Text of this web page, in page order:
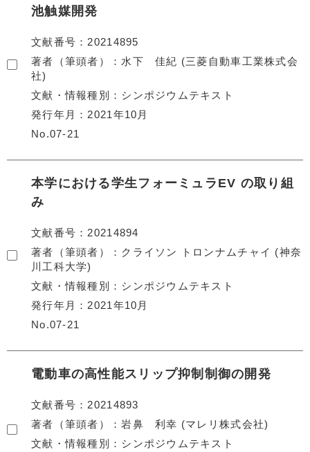
池触媒開発
文献番号
20214895
著者（筆頭者）
水下 佳紀 (三菱自動車工業株式会
社)
文献・情報種別
シンポジウムテキスト
発行年月
2021年10月
No.07-21
本学における学生フォーミュラEV の取り組
み
文献番号
20214894
著者（筆頭者）
クライソン トロンナムチャイ (神奈
川工科大学)
文献・情報種別
シンポジウムテキスト
発行年月
2021年10月
No.07-21
電動車の高性能スリップ抑制制御の開発
文献番号
20214893
著者（筆頭者）
岩鼻 利幸 (マレリ株式会社)
文献・情報種別
シンポジウムテキスト